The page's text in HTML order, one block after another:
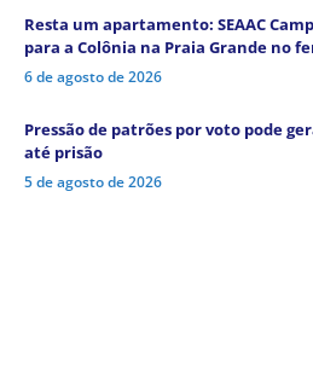
Resta um apartamento: SEAAC
para a Colônia na Praia Grande no
6 de agosto de 2026
Pressão de patrões por voto pode
até prisão
5 de agosto de 2026